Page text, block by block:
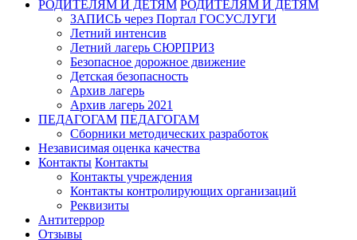
РОДИТЕЛЯМ И ДЕТЯМ РОДИТЕЛЯМ И ДЕТЯМ
ЗАПИСЬ через Портал ГОСУСЛУГИ
Летний интенсив
Летний лагерь СЮРПРИЗ
Безопасное дорожное движение
Детская безопасность
Архив лагерь
Архив лагерь 2021
ПЕДАГОГАМ ПЕДАГОГАМ
Сборники методических разработок
Независимая оценка качества
Контакты Контакты
Контакты учреждения
Контакты контролирующих организаций
Реквизиты
Антитеррор
Отзывы